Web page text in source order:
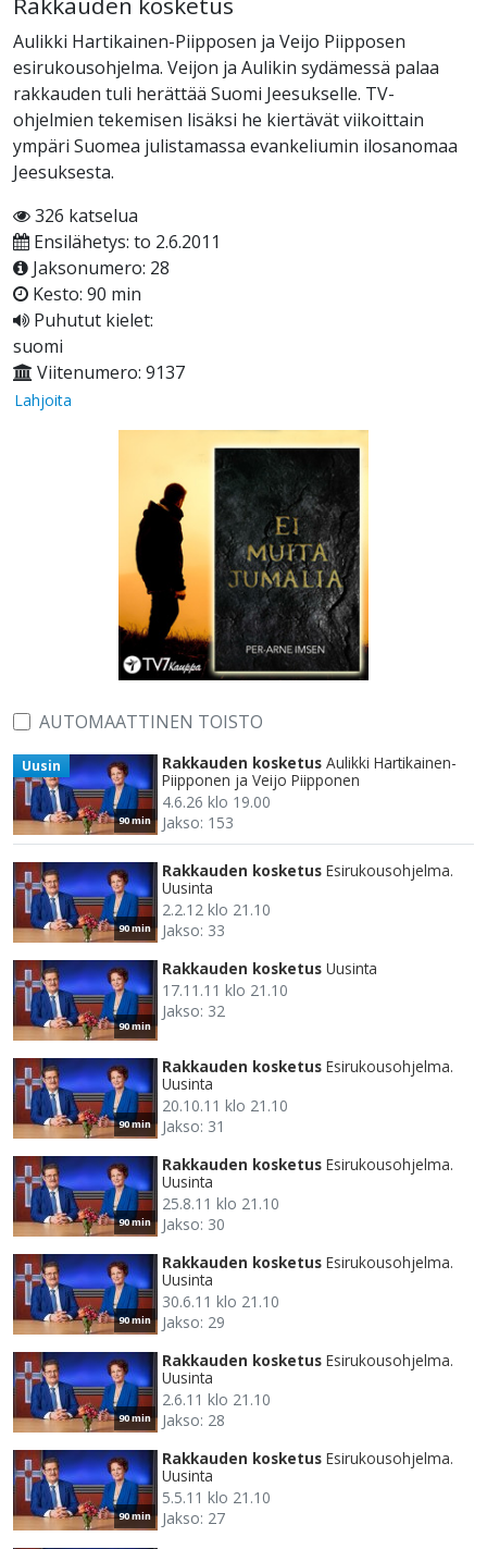
Aulikki Hartikainen-Piipposen ja Veijo Piipposen
esirukousohjelma. Veijon ja Aulikin sydämessä palaa
rakkauden tuli herättää Suomi Jeesukselle. TV-
ohjelmien tekemisen lisäksi he kiertävät viikoittain
ympäri Suomea julistamassa evankeliumin ilosanomaa
Jeesuksesta.
326 katselua
Ensilähetys: to 2.6.2011
Jaksonumero: 28
Kesto: 90 min
Puhutut kielet:
suomi
Viitenumero: 9137
Lahjoita
AUTOMAATTINEN TOISTO
90 min
Uusin Rakkauden kosketus Aulikki Hartikainen-
Piipponen ja Veijo Piipponen
4.6.26 klo 19.00
Jakso: 153
90 min
Rakkauden kosketus Esirukousohjelma.
Uusinta
2.2.12 klo 21.10
Jakso: 33
90 min
Rakkauden kosketus Uusinta
17.11.11 klo 21.10
Jakso: 32
90 min
Rakkauden kosketus Esirukousohjelma.
Uusinta
20.10.11 klo 21.10
Jakso: 31
90 min
Rakkauden kosketus Esirukousohjelma.
Uusinta
25.8.11 klo 21.10
Jakso: 30
90 min
Rakkauden kosketus Esirukousohjelma.
Uusinta
30.6.11 klo 21.10
Jakso: 29
90 min
Rakkauden kosketus Esirukousohjelma.
Uusinta
2.6.11 klo 21.10
Jakso: 28
90 min
Rakkauden kosketus Esirukousohjelma.
Uusinta
5.5.11 klo 21.10
Jakso: 27